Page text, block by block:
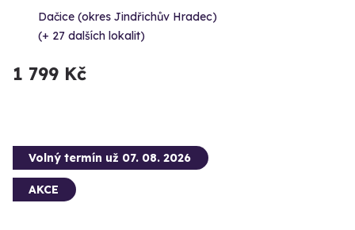
Dačice (okres Jindřichův Hradec)
(+ 27 dalších lokalit)
1 799 Kč
Volný termín už 07. 08. 2026
AKCE